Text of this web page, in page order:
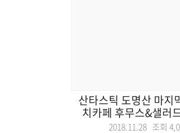
산타스틱 도명산 마지
치카페 후무스&샐러
2018.11.28 조회